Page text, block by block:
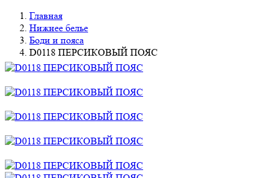
Главная
Нижнее белье
Боди и пояса
D0118 ПЕРСИКОВЫЙ ПОЯС